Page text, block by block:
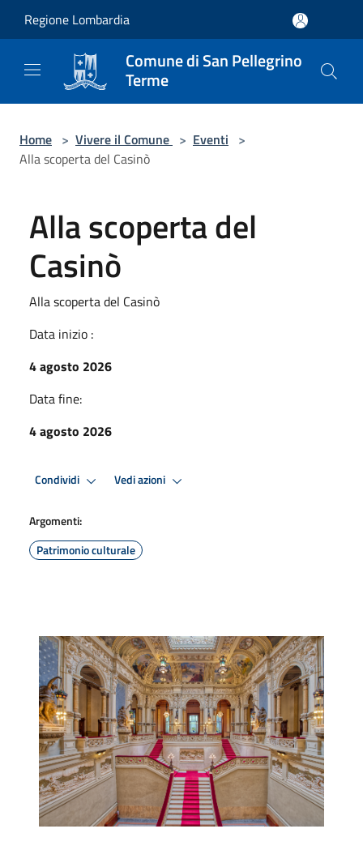
Regione Lombardia
Comune di San Pellegrino
Terme
Home > Vivere il Comune > Eventi >
Alla scoperta del Casinò
Alla scoperta del
Casinò
Alla scoperta del Casinò
Data inizio :
4 agosto 2026
Data fine:
4 agosto 2026
Condividi Vedi azioni
Argomenti:
Patrimonio culturale